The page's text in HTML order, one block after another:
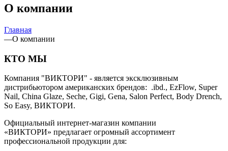
О компании
Главная
—О компании
КТО МЫ
Компания "ВИКТОРИ" - является эксклюзивным
дистрибьютором американских брендов: .ibd., EzFlow, Super
Nail, China Glaze, Seche, Gigi, Gena, Salon Perfect, Body Drench,
So Easy, ВИКТОРИ.
Официальный интернет-магазин компании
«ВИКТОРИ» предлагает огромный ассортимент
профессиональной продукции для: